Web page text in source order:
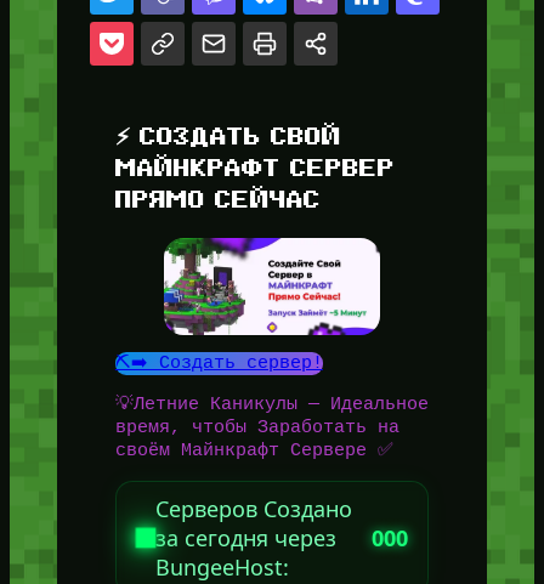
⚡ СОЗДАТЬ СВОЙ
МАЙНКРАФТ СЕРВЕР
ПРЯМО СЕЙЧАС
⛏️➡️ Создать сервер!
💡Летние Каникулы — Идеальное
время, чтобы Заработать на
своём Майнкрафт Сервере ✅
Серверов Создано
за сегодня через
BungeeHost:
000